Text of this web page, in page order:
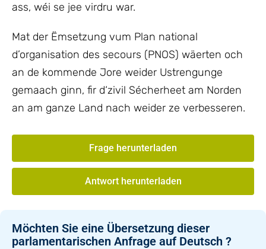
ass, wéi se jee virdru war.
Mat der Ëmsetzung vum Plan national
d’organisation des secours (PNOS) wäerten och
an de kommende Jore weider Ustrengunge
gemaach ginn, fir d‘zivil Sécherheet am Norden
an am ganze Land nach weider ze verbesseren.
Frage herunterladen
Antwort herunterladen
Möchten Sie eine Übersetzung dieser
parlamentarischen Anfrage auf Deutsch ?